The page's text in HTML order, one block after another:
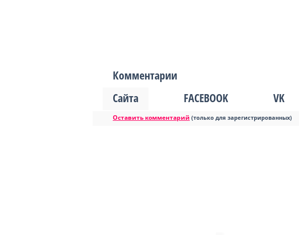
Комментарии
Сайта
FACEBOOK VK
Оставить комментарий (только для зарегистрированных)